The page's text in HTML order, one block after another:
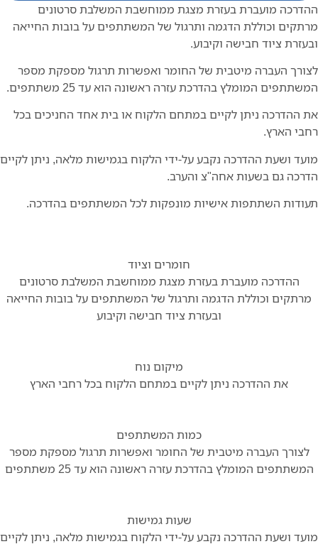
ההדרכה מועברת בעזרת מצגת ממוחשבת המשלבת סרטונים
מרתקים וכוללת הדגמה ותרגול של המשתתפים על בובות החייאה
ובעזרת ציוד חבישה וקיבוע.
לצורך העברה מיטבית של החומר ואפשרות תרגול מספקת מספר
המשתתפים המומלץ בהדרכת עזרה ראשונה הוא עד 25 משתתפים.
את ההדרכה ניתן לקיים במתחם הלקוח או בית אחד החניכים בכל
רחבי הארץ.
מועד ושעת ההדרכה נקבע על-ידי הלקוח בגמישות מלאה, ניתן לקיים
הדרכה גם בשעות אחה"צ והערב.
תעודות השתתפות אישיות מונפקות לכל המשתתפים בהדרכה.
חומרים וציוד
ההדרכה מועברת בעזרת מצגת ממוחשבת המשלבת סרטונים
מרתקים וכוללת הדגמה ותרגול של המשתתפים על בובות החייאה
ובעזרת ציוד חבישה וקיבוע
מיקום נוח
את ההדרכה ניתן לקיים במתחם הלקוח בכל רחבי הארץ
כמות המשתתפים
לצורך העברה מיטבית של החומר ואפשרות תרגול מספקת מספר
המשתתפים המומלץ בהדרכת עזרה ראשונה הוא עד 25 משתתפים
שעות גמישות
מועד ושעת ההדרכה נקבע על-ידי הלקוח בגמישות מלאה, ניתן לקיים